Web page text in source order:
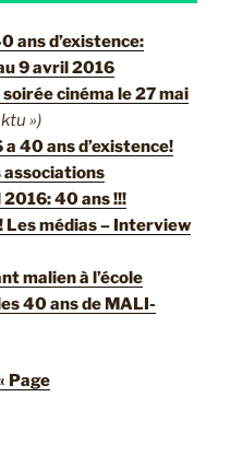
ans d’existence:
9 avril 2016
cinéma le 27 mai
»)
40 ans d’existence!
associations
40 ans !!!
Les médias – Interview
malien à l’école
40 ans de MALI-
Page